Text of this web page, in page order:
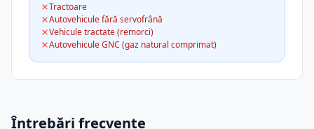
Tractoare
Autovehicule fără servofrână
Vehicule tractate (remorci)
Autovehicule GNC (gaz natural comprimat)
Întrebări frecvente